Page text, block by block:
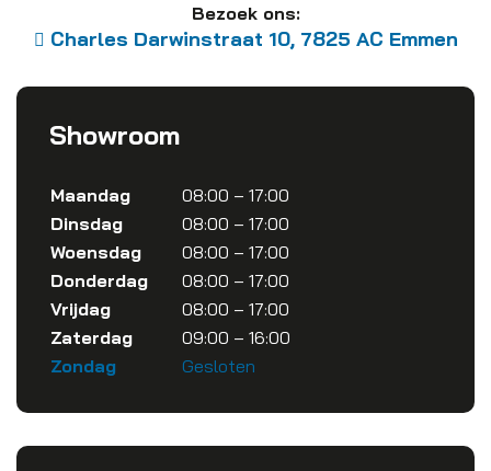
Bezoek ons:
Charles Darwinstraat 10, 7825 AC Emmen
Showroom
Maandag
08:00 – 17:00
Dinsdag
08:00 – 17:00
Woensdag
08:00 – 17:00
Donderdag
08:00 – 17:00
Vrijdag
08:00 – 17:00
Zaterdag
09:00 – 16:00
Zondag
Gesloten